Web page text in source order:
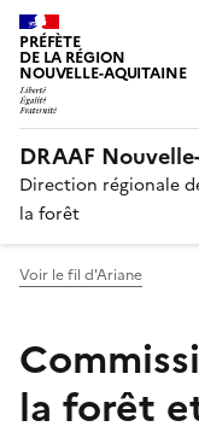
PRÉFÈTE
DE LA RÉGION
NOUVELLE-AQUITAINE
DRAAF
Direction régionale
la forêt
Voir le fil d'Ariane
la forêt